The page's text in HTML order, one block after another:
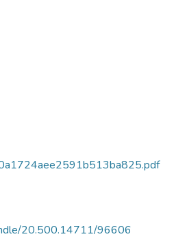
20.500.14711/96606